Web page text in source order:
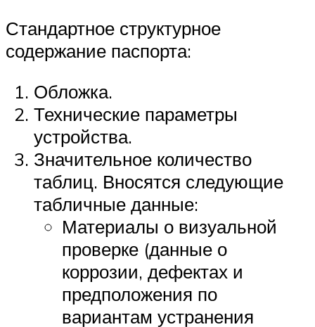
Стандартное структурное
содержание паспорта:
Обложка.
Технические параметры
устройства.
Значительное количество
таблиц. Вносятся следующие
табличные данные:
Материалы о визуальной
проверке (данные о
коррозии, дефектах и
предположения по
вариантам устранения